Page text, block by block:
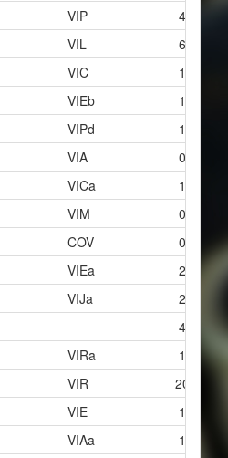
VIP
4
VIL
6
VIC
1
VIEb
1
VIPd
1
VIA
0
VICa
1
VIM
0
COV
0
VIEa
2
VIJa
2
4
VIRa
1
VIR
20
VIE
1
VIAa
1